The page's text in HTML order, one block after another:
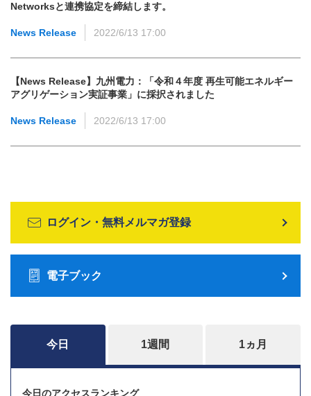
Networksと連携協定を締結します。
News Release 2022/6/13 17:00
【News Release】九州電力：「令和４年度 再生可能エネルギー
アグリゲーション実証事業」に採択されました
News Release 2022/6/13 17:00
ログイン・無料メルマガ登録
電子ブック
今日 1週間 1ヵ月
今日のアクセスランキング